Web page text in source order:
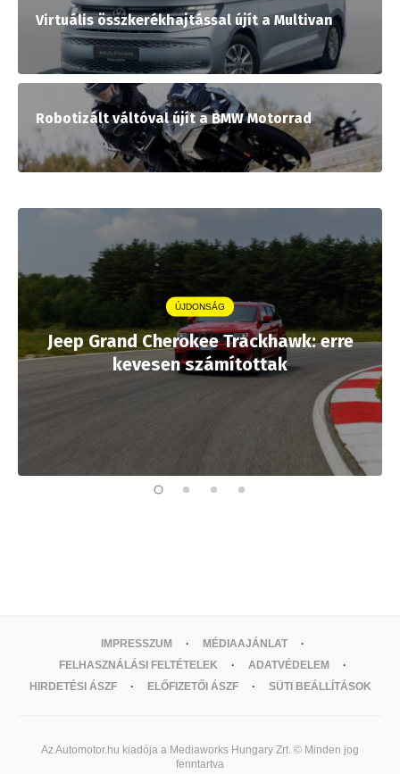
Virtuális összkerékhajtással újít a Multivan
Robotizált váltóval újít a BMW Motorrad
ÚJDONSÁG
Jeep Grand Cherokee Trackhawk: erre
kevesen számítottak
IMPRESSZUM
MÉDIAAJÁNLAT
FELHASZNÁLÁSI FELTÉTELEK
ADATVÉDELEM
HIRDETÉSI ÁSZF
ELŐFIZETŐI ÁSZF SÜTI BEÁLLÍTÁSOK
Az Automotor.hu kiadója a Mediaworks Hungary Zrt. © Minden jog
fenntartva